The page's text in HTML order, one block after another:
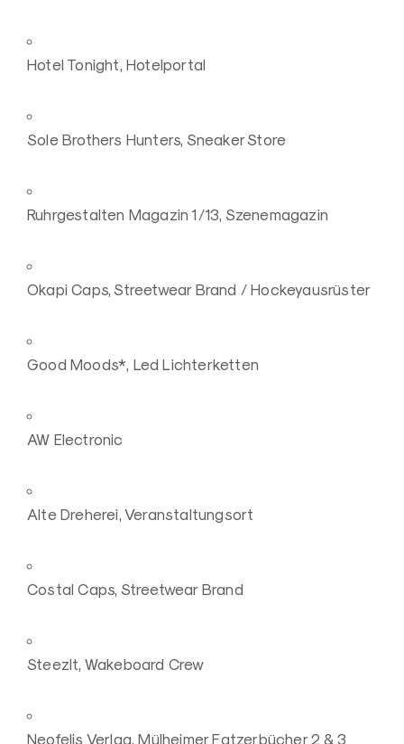
Hotel Tonight, Hotelportal
Sole Brothers Hunters, Sneaker Store
Ruhrgestalten Magazin 1/13, Szenemagazin
Okapi Caps, Streetwear Brand / Hockeyausrüster
Good Moods*, Led Lichterketten
AW Electronic
Alte Dreherei, Veranstaltungsort
Costal Caps, Streetwear Brand
SteezIt, Wakeboard Crew
Neofelis Verlag, Mülheimer Fatzerbücher 2 & 3